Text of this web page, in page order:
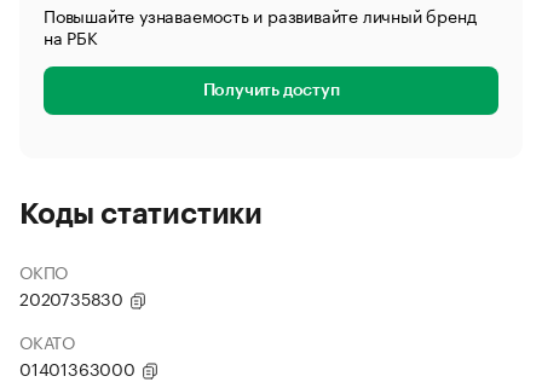
Повышайте узнаваемость и развивайте личный бренд
на РБК
Получить доступ
Коды статистики
ОКПО
2020735830
ОКАТО
01401363000